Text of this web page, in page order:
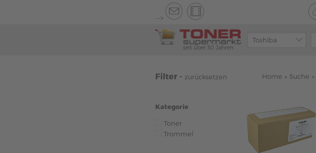
-->
seit über 30 Jahren
Filter - zurücksetzen
Kategorie
Toner
Trommel
Home » Suche »